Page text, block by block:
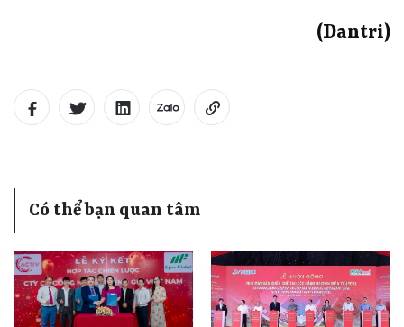
(Dantri)
Có thể bạn quan tâm